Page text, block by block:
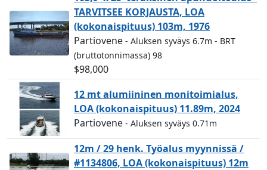
TARVITSEE KORJAUSTA, LOA
(kokonaispituus) 103m, 1976
Partiovene - Aluksen syväys 6.7m - BRT
(bruttotonnimassa) 98
$98,000
12 mt alumiininen monitoimialus,
LOA (kokonaispituus) 11.89m, 2024
Partiovene - Aluksen syväys 0.71m
12m / 29 henk. Työalus myynnissä /
#1134806, LOA (kokonaispituus) 12m